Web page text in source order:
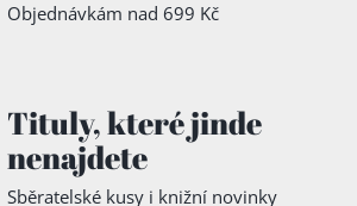
Objednávkám nad 699 Kč
Tituly,které jinde
nenajdete
Sběratelské kusy i knižní novinky